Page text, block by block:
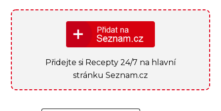
Přidejte si Recepty 24/7 na hlavní
stránku Seznam.cz